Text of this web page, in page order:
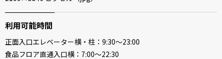
利用可能時間
正面入口エレベーター横・柱：9:30～23:00
食品フロア直通入口横：7:00～22:30